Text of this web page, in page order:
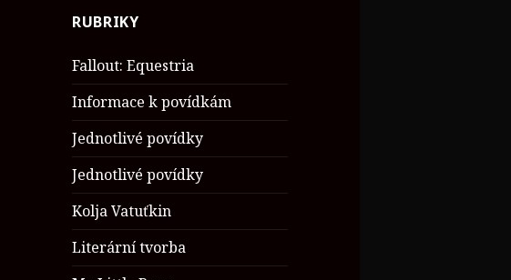
RUBRIKY
Fallout: Equestria
Informace k povídkám
Jednotlivé povídky
Jednotlivé povídky
Kolja Vatuťkin
Literární tvorba